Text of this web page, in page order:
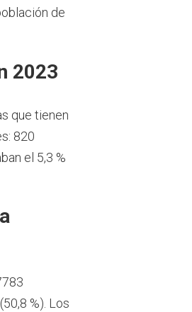
de
2023
que tienen
820
el 5,3 %
%). Los